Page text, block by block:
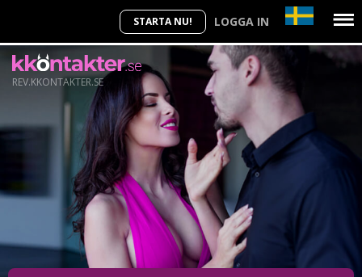
STARTA NU! LOGGA IN
REV.KKONTAKTER.SE